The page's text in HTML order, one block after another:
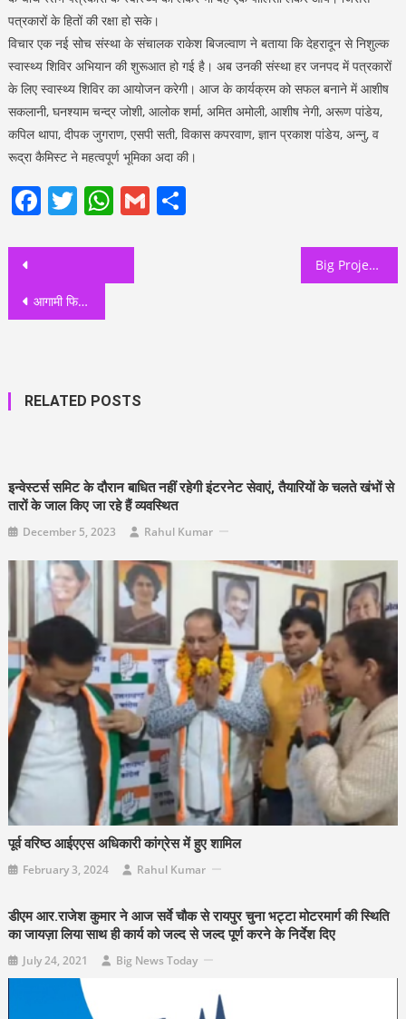
पत्रकारों के हितों की रक्षा हो सके।
विचार एक नई सोच संस्था के संचालक राकेश बिजल्वाण ने बताया कि देहरादून से निशुल्क
स्वास्थ्य शिविर अभियान की शुरूआत हो गई है। अब उनकी संस्था हर जनपद में पत्रकारों
के लिए स्वास्थ्य शिविर का आयोजन करेगी। आज के कार्यक्रम को सफल बनाने में आशीष
सकलानी, घनश्याम चन्द्र जोशी, आलोक शर्मा, अमित अमोली, आशीष नेगी, अरूण पांडेय,
कपिल थापा, दीपक जुगराण, एसपी सती, विकास कपरवाण, ज्ञान प्रकाश पांडेय, अन्नु, व
रूद्रा कैमिस्ट ने महत्वपूर्ण भूमिका अदा की।
Facebook
Twitter
WhatsApp
GmailShare
Post
navigation
आगामी फिल्म 29 नवंबर को होने वाला ट्रैक्टर मार्च संयुक्त किसान मोर्चा ने किया स्थगित
Big Project: करोड़ो की लागत से बने हिमालयन कल्चरल सेंटर का आखिर कब होगा लोकार्पण , बड़ी परियोजना बनी हुई है सफेदा हाथी जैसी?
RELATED POSTS
इन्वेस्टर्स समिट के दौरान बाधित नहीं रहेगी इंटरनेट सेवाएं, तैयारियों के चलते खंभों से
तारों के जाल किए जा रहे हैं व्यवस्थित
December 5, 2023 Rahul Kumar
पूर्व वरिष्ठ आईएएस अधिकारी कांग्रेस में हुए शामिल
February 3, 2024 Rahul Kumar
डीएम आर.राजेश कुमार ने आज सर्वे चौक से रायपुर चुना भट्टा मोटरमार्ग की स्थिति
का जायज़ा लिया साथ ही कार्य को जल्द से जल्द पूर्ण करने के निर्देश दिए
July 24, 2021 Big News Today